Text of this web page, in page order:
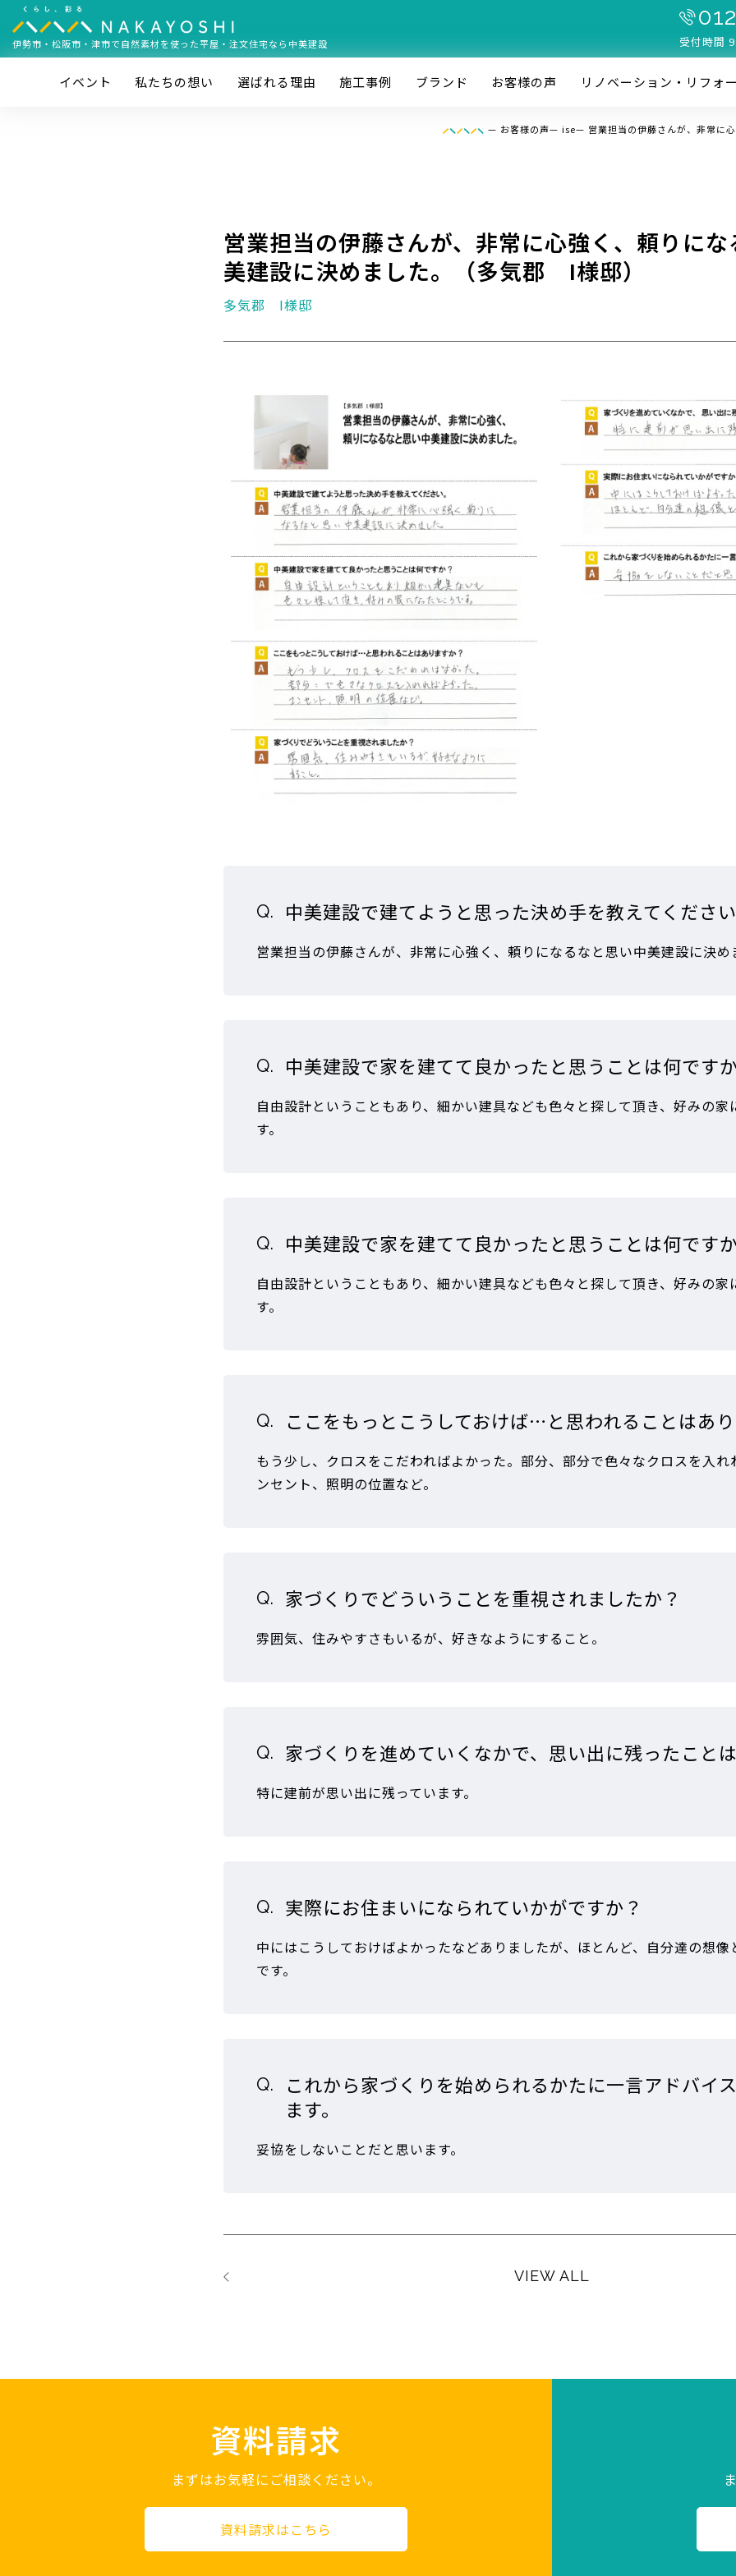
伊勢市・松阪市・津市で自然素材を使った平屋・注文住宅なら中美建設 受付時間
イベント 私たちの想い 選ばれる理由 施⼯事例 ブランド お客様の声 リノベーション・リフォ
— お客様の声— ise— 営業担当の伊藤さんが、非常に
営業担当の伊藤さんが、非常に心強く、頼りに
美建設に決めました。（多気郡 I様邸）
多気郡 I様邸
中美建設で建てようと思った決め手を教えてください
営業担当の伊藤さんが、非常に心強く、頼りになるなと思い中美建設に決め
中美建設で家を建てて良かったと思うことは何です
自由設計ということもあり、細かい建具なども色々と探して頂き、好みの家
す。
中美建設で家を建てて良かったと思うことは何です
自由設計ということもあり、細かい建具なども色々と探して頂き、好みの家
す。
ここをもっとこうしておけば…と思われることはあ
もう少し、クロスをこだわればよかった。部分、部分で色々なクロスを入れ
ンセント、照明の位置など。
家づくりでどういうことを重視されましたか？
雰囲気、住みやすさもいるが、好きなようにすること。
家づくりを進めていくなかで、思い出に残ったこと
特に建前が思い出に残っています。
実際にお住まいになられていかがですか？
中にはこうしておけばよかったなどありましたが、ほとんど、自分達の想像
です。
これから家づくりを始められるかたに一言アドバイ
ます。
妥協をしないことだと思います。
VIEW ALL
資料請求
まずはお気軽にご相談ください。
資料請求はこちら